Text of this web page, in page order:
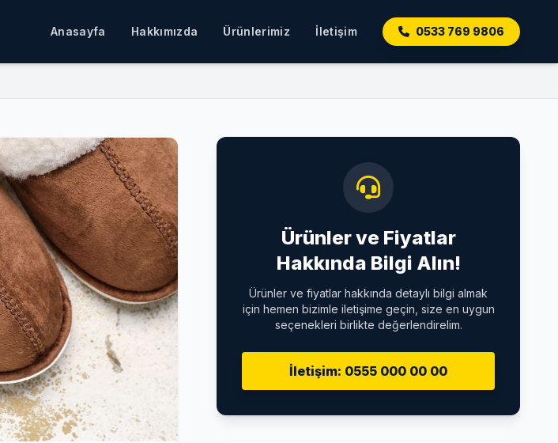
Anasayfa Hakkımızda Ürünlerimiz İletişim 0533 769 9806
Ürünler ve Fiyatlar
Hakkında Bilgi Alın!
Ürünler ve fiyatlar hakkında detaylı bilgi almak
için hemen bizimle iletişime geçin, size en uygun
seçenekleri birlikte değerlendirelim.
İletişim: 0555 000 00 00